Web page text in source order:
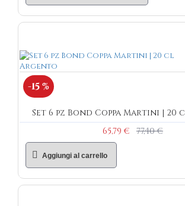
-15 %
Set 6 pz Bond Coppa Martini |
65,79 €
77,40 €
Aggiungi al carrello